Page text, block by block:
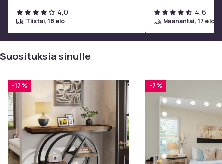
4,0
tiistai, 18 elo
4,6
maanantai, 17 elo
Suosituksia sinulle
-17 % -7 %